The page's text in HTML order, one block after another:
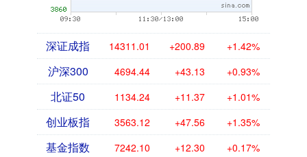
深证成指 14311.01 +200.89 +1.42%
沪深300 4694.44 +43.13 +0.93%
北证50 1134.24 +11.37 +1.01%
创业板指 3563.12 +47.56 +1.35%
基金指数 7242.10 +12.30 +0.17%